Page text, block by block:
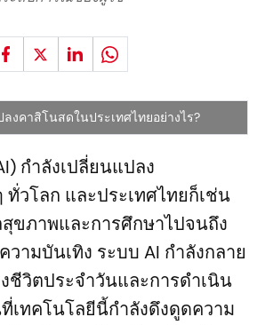
งคาสิโนสดในประเทศไทยอย่างไร?
กำลังเปลี่ยนแปลง
ทั่วโลก และประเทศไทยก็เช่น
ขภาพและการศึกษาไปจนถึง
วามบันเทิง ระบบ AI กำลังกลาย
ชีวิตประจำวันและการดำเนิน
เทคโนโลยีนี้กำลังดึงดูดความ